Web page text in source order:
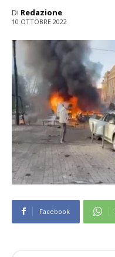
Di Redazione
10 OTTOBRE 2022
Facebook